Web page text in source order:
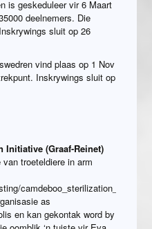
is geskeduleer vir 6 Maart
deelnemers. Die
sluit op 26
vind plaas op 1 Nov
Inskrywings sluit op
Initiative (Graaf-Reinet)
troeteldiere in arm
as
en kan gekontak word by